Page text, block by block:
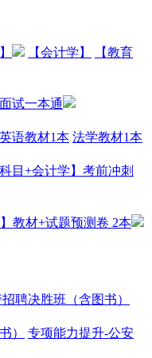
【会计学】
【教育
试一本通
语教材1本 法学教材1本
目+会计学】考前冲刺
教材+试题预测卷 2本
聘决胜班（含图书）
）
专项能力提升-公安